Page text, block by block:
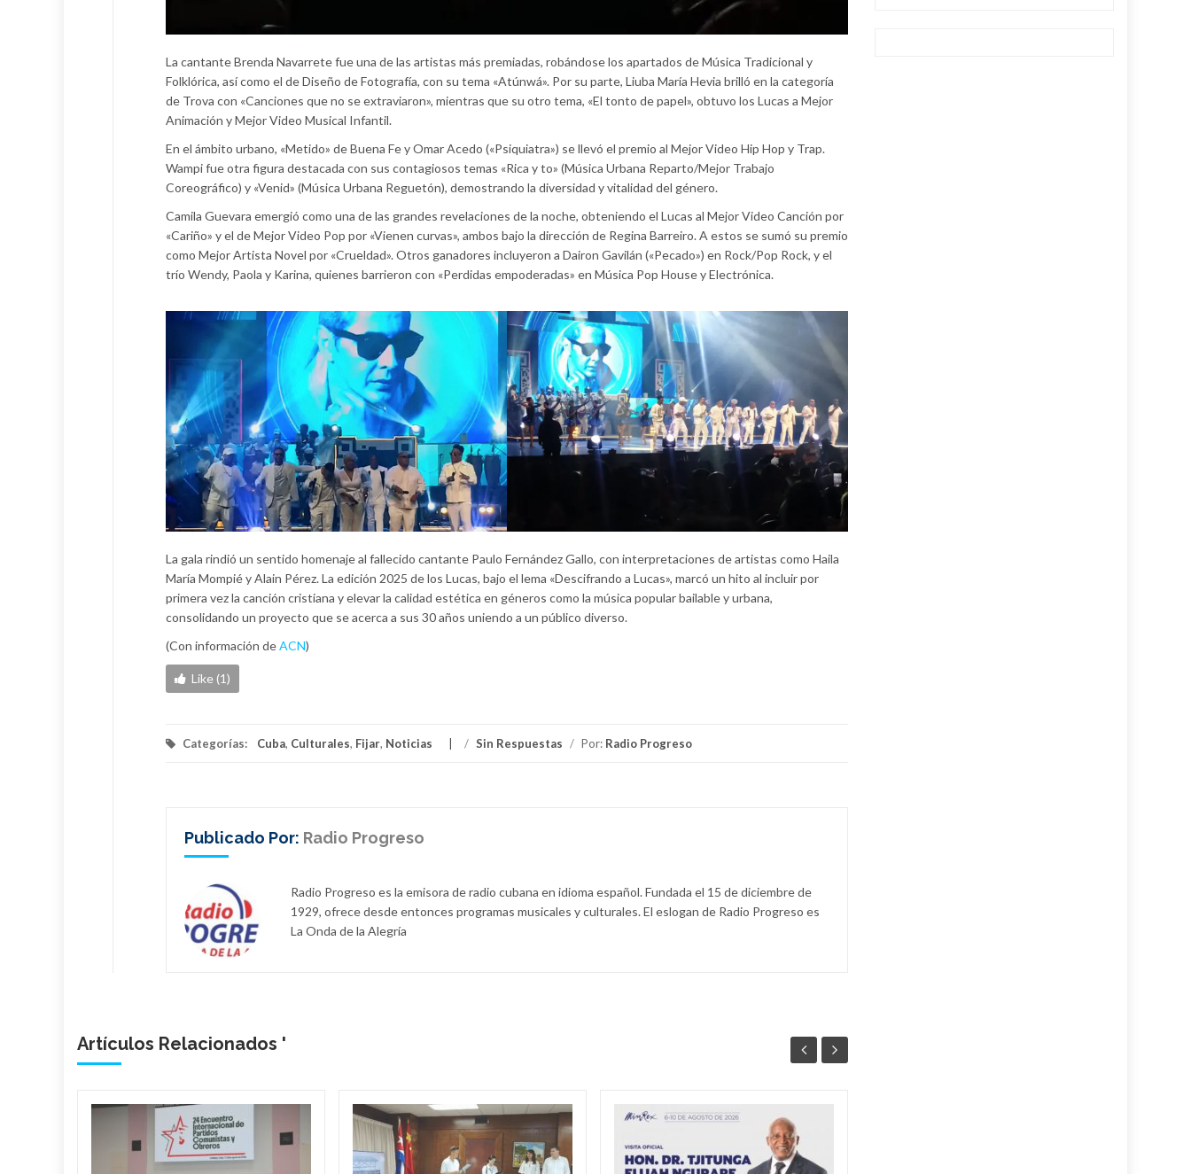
La cantante Brenda Navarrete fue una de las artistas más premiadas, robándose los apartados de Música Tradicional y
Folklórica, así como el de Diseño de Fotografía, con su tema «Atúnwá». Por su parte, Liuba María Hevia brilló en la categoría
de Trova con «Canciones que no se extraviaron», mientras que su otro tema, «El tonto de papel», obtuvo los Lucas a Mejor
Animación y Mejor Video Musical Infantil.
En el ámbito urbano, «Metido» de Buena Fe y Omar Acedo («Psiquiatra») se llevó el premio al Mejor Video Hip Hop y Trap.
Wampi fue otra figura destacada con sus contagiosos temas «Rica y to» (Música Urbana Reparto/Mejor Trabajo
Coreográfico) y «Venid» (Música Urbana Reguetón), demostrando la diversidad y vitalidad del género.
Camila Guevara emergió como una de las grandes revelaciones de la noche, obteniendo el Lucas al Mejor Video Canción por
«Cariño» y el de Mejor Video Pop por «Vienen curvas», ambos bajo la dirección de Regina Barreiro. A estos se sumó su premio
como Mejor Artista Novel por «Crueldad». Otros ganadores incluyeron a Dairon Gavilán («Pecado») en Rock/Pop Rock, y el
trío Wendy, Paola y Karina, quienes barrieron con «Perdidas empoderadas» en Música Pop House y Electrónica.
La gala rindió un sentido homenaje al fallecido cantante Paulo Fernández Gallo, con interpretaciones de artistas como Haila
María Mompié y Alain Pérez. La edición 2025 de los Lucas, bajo el lema «Descifrando a Lucas», marcó un hito al incluir por
primera vez la canción cristiana y elevar la calidad estética en géneros como la música popular bailable y urbana,
consolidando un proyecto que se acerca a sus 30 años uniendo a un público diverso.
(Con información deACN)
Like (1)
Categorías: Cuba, Culturales, Fijar, Noticias / Sin Respuestas / Por: Radio Progreso
Publicado Por: Radio Progreso
Radio Progreso es la emisora de radio cubana en idioma español. Fundada el 15 de diciembre de
1929, ofrece desde entonces programas musicales y culturales. El eslogan de Radio Progreso es
La Onda de la Alegría
Artículos Relacionados '